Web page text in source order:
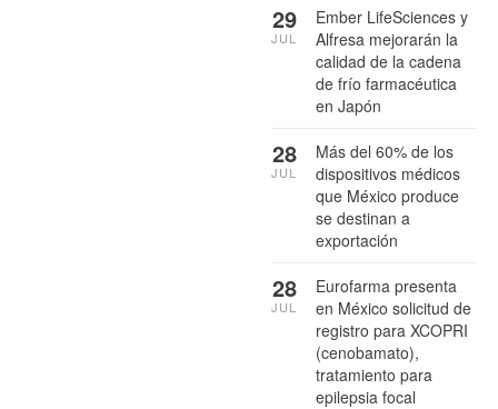
Ember LifeSciences y
Alfresa mejorarán la
calidad de la cadena
de frío farmacéutica
en Japón
29
JUL
Más del 60% de los
dispositivos médicos
que México produce
se destinan a
exportación
28
JUL
Eurofarma presenta
en México solicitud de
registro para XCOPRI
(cenobamato),
tratamiento para
epilepsia focal
28
JUL